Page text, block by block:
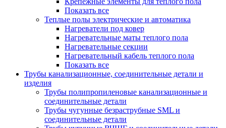
Показать все
Теплые полы электрические и автоматика
Нагреватели под ковер
Нагревательные маты теплого пола
Нагревательные секции
Нагревательный кабель теплого пола
Показать все
Трубы канализационные, соединительные детали и
изделия
Трубы полипропиленовые канализационные и
соединительные детали
Трубы чугунные безраструбные SML и
соединительные детали